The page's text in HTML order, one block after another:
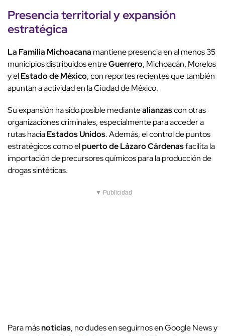
Presencia territorialy expansión
estratégica
La Familia Michoacana mantiene presencia en al menos 35
municipios distribuidos entreGuerrero, Michoacán, Morelos
y elEstado de México, con reportes recientes que también
apuntan a actividad en la Ciudad de México.
Su expansión ha sido posible mediantealianzascon otras
organizaciones criminales, especialmente para acceder a
rutas haciaEstados Unidos. Además, el control de puntos
estratégicos como elpuerto de Lázaro Cárdenasfacilita la
importación de precursores químicos para la producción de
drogas sintéticas.
▼ Publicidad
Para másnoticias, no dudes en seguirnos en Google News y